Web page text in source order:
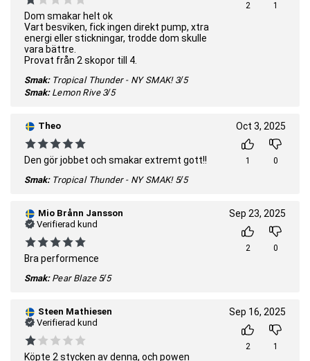
Dom smakar helt ok
Vart besviken, fick ingen direkt pump, xtra
energi eller stickningar, trodde dom skulle
vara bättre.
Provat från 2 skopor till 4.
Smak: Tropical Thunder - NY SMAK! 3/5
Smak: Lemon Rive 3/5
2 1
Theo
Den gör jobbet och smakar extremt gott!!
Smak: Tropical Thunder - NY SMAK! 5/5
Oct 3, 2025
1 0
Mio Brånn Jansson
Verifierad kund
Bra performence
Smak: Pear Blaze 5/5
Sep 23, 2025
2 0
Steen Mathiesen
Verifierad kund
Köpte 2 stycken av denna, och powen
Sep 16, 2025
2 1